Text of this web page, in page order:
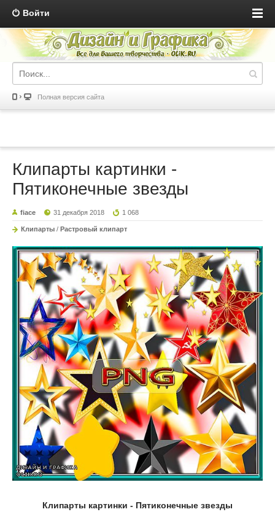
Войти
Полная версия сайта
Клипарты картинки -
Пятиконечные звезды
fiace 31 декабря 2018 1 068
Клипарты / Растровый клипарт
Клипарты картинки - Пятиконечные звезды